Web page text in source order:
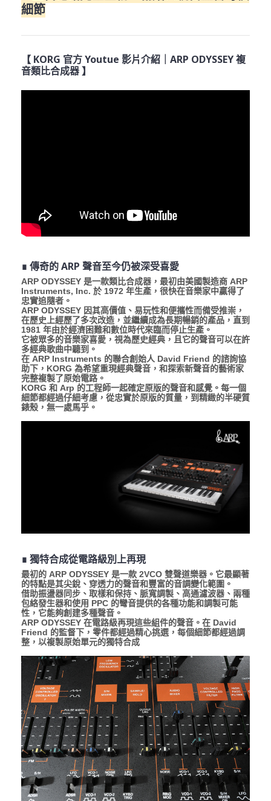
細節
【 KORG 官方 Youtue 影片介紹｜ARP ODYSSEY 複
音類比合成器 】
∎ 傳奇的 ARP 聲音至今仍被深受喜愛
ARP ODYSSEY 是一款類比合成器，最初由美國製造商 ARP
Instruments, Inc. 於 1972 年生產，很快在音樂家中贏得了
忠實追隨者。
ARP ODYSSEY 因其高價值、易玩性和便攜性而備受推崇，
在歷史上經歷了多次改造，並繼續成為長期暢銷的產品，直到
1981 年由於經濟困難和數位時代來臨而停止生產。
它被眾多的音樂家喜愛，視為歷史經典，且它的聲音可以在許
多經典歌曲中聽到。
在 ARP Instruments 的聯合創始人 David Friend 的諮詢協
助下，KORG 為希望重現經典聲音，和探索新聲音的藝術家
完整複製了原始電路。
KORG 和 Arp 的工程師一起確定原版的聲音和感覺。每一個
細節都經過仔細考慮，從忠實於原版的質量，到精緻的半硬質
錶殼，無一處馬乎。
∎ 獨特合成從電路級別上再現
最初的 ARP ODYSSEY 是一款 2VCO 雙聲道樂器。它最顯著
的特點是其尖銳、穿透力的聲音和豐富的音調變化範圍。
借助振盪器同步、取樣和保持、脈寬調製、高通濾波器、兩種
包絡發生器和使用 PPC 的彎音提供的各種功能和調製可能
性，它能夠創建多種聲音。
ARP ODYSSEY 在電路級再現這些組件的聲音。在 David
Friend 的監督下，零件都經過精心挑選，每個細節都經過調
整，以複製原始單元的獨特合成